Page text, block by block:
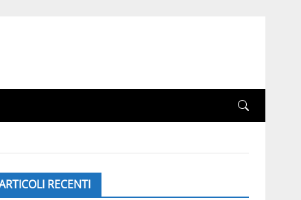
RECENTI